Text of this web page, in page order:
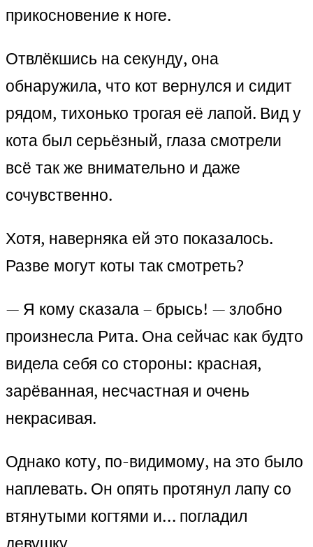
прикосновение к ноге.
Отвлёкшись на секунду, она
обнаружила, что кот вернулся и сидит
рядом, тихонько трогая её лапой. Вид у
кота был серьёзный, глаза смотрели
всё так же внимательно и даже
сочувственно.
Хотя, наверняка ей это показалось.
Разве могут коты так смотреть?
— Я кому сказала – брысь! — злобно
произнесла Рита. Она сейчас как будто
видела себя со стороны: красная,
зарёванная, несчастная и очень
некрасивая.
Однако коту, по-видимому, на это было
наплевать. Он опять протянул лапу со
втянутыми когтями и… погладил